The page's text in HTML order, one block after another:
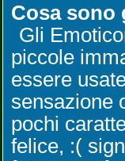
Cosa sono
Gli
piccole
essere
sensazione
pochi
felice, :(